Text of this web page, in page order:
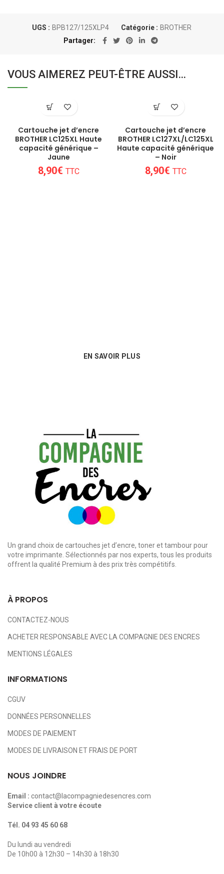
UGS : BPB127/125XLP4 Catégorie : BROTHER
Partager
VOUS AIMEREZ PEUT-ÊTRE AUSSI…
Cartouche jet d’encre
BROTHER LC125XL Haute
capacité générique –
Jaune
8,90€ TTC
Cartouche jet d’encre
BROTHER LC127XL/LC125XL
Haute capacité générique
– Noir
8,90€ TTC
EN SAVOIR PLUS
Un grand choix de cartouches jet d’encre, toner et tambour pour
votre imprimante. Sélectionnés par nos experts, tous les produits
offrent la qualité Premium à des prix très compétitifs.
À PROPOS
CONTACTEZ-NOUS
ACHETER RESPONSABLE AVEC LA COMPAGNIE DES ENCRES
MENTIONS LÉGALES
INFORMATIONS
CGUV
DONNÉES PERSONNELLES
MODES DE PAIEMENT
MODES DE LIVRAISON ET FRAIS DE PORT
NOUS JOINDRE
Email : contact@lacompagniedesencres.com
Service client à votre écoute
Tél. 04 93 45 60 68
Du lundi au vendredi
De 10h00 à 12h30 – 14h30 à 18h30